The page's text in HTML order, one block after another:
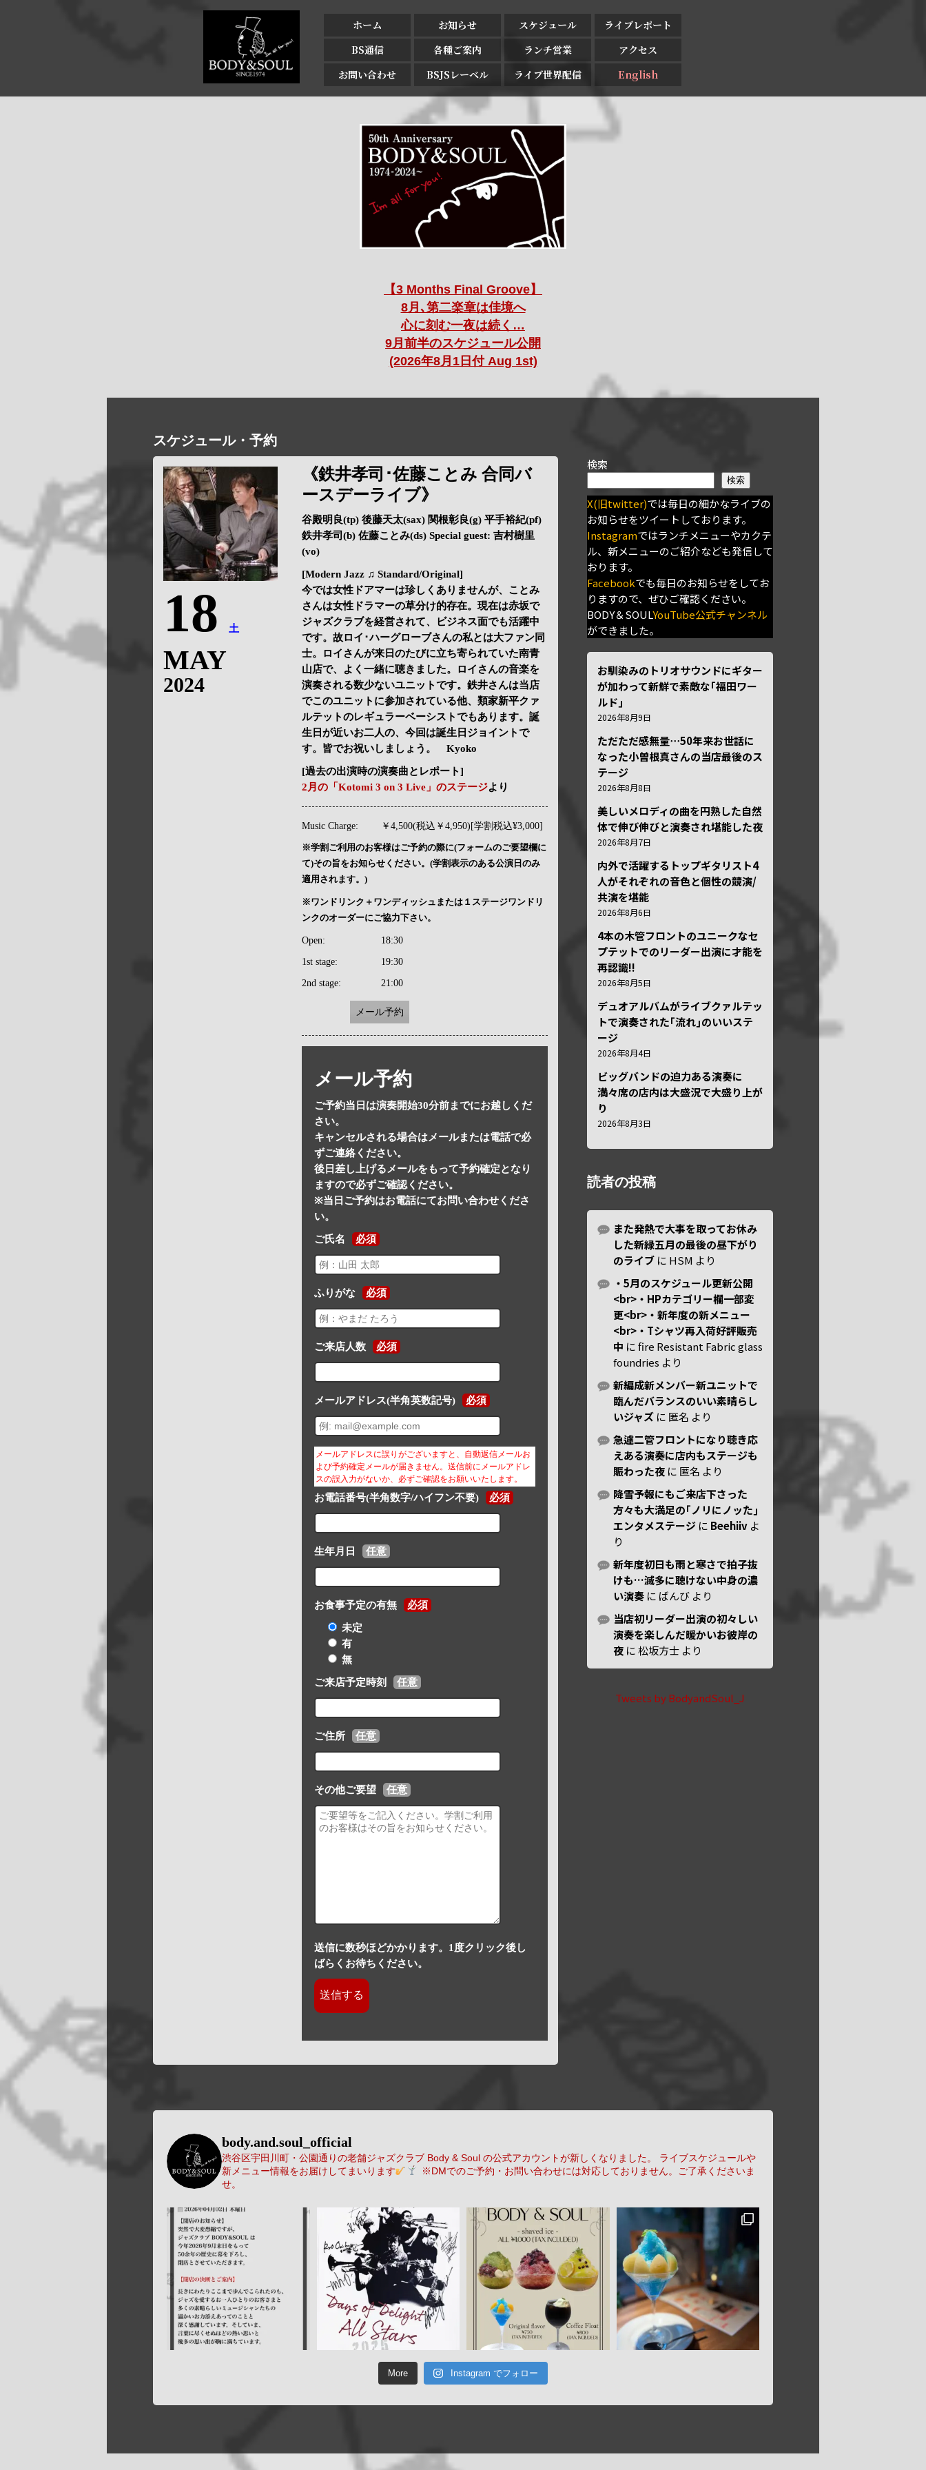
ホーム お知らせ スケジュール
ライブレポート
BS通信
各種ご案内 ランチ営業
アクセス
お問い合わせ
BSJSレーベル ライブ世界配信 English
【3 Months Final Groove】
8月､第二楽章は佳境へ
心に刻む一夜は続く…
9月前半のスケジュール公開
(2026年8月1日付 Aug 1st)
スケジュール・予約
18 土
MAY
2024
《鉄井孝司･佐藤ことみ 合同バ
ースデーライブ》
谷殿明良(tp) 後藤天太(sax) 関根彰良(g) 平手裕紀(pf)
鉄井孝司(b) 佐藤ことみ(ds) Special guest: 吉村樹里
(vo)
[Modern Jazz ♫ Standard/Original]
今では女性ドアマーは珍しくありませんが、ことみ
さんは女性ドラマーの草分け的存在。現在は赤坂で
ジャズクラブを経営されて、ビジネス面でも活躍中
です。故ロイ･ハーグローブさんの私とは大ファン同
士。ロイさんが来日のたびに立ち寄られていた南青
山店で、よく一緒に聴きました。ロイさんの音楽を
演奏される数少ないユニットです。鉄井さんは当店
でこのユニットに参加されている他、類家新平クァ
ルテットのレギュラーベーシストでもあります。誕
生日が近いお二人の、今回は誕生日ジョイントで
す。皆でお祝いしましょう。 Kyoko
[過去の出演時の演奏曲とレポート]
2月の「Kotomi 3 on 3 Live」のステージより
Music Charge: ￥4,500(税込￥4,950)[学割税込¥3,000]
※学割ご利用のお客様はご予約の際に(フォームのご要望欄に
て)その旨をお知らせください。(学割表示のある公演日のみ
適用されます。)
※ワンドリンク＋ワンディッシュまたは１ステージワンドリ
ンクのオーダーにご協力下さい。
Open: 18:30
1st stage: 19:30
2nd stage: 21:00
メール予約
メール予約
ご予約当日は演奏開始30分前までにお越しくだ
さい。
キャンセルされる場合はメールまたは電話で必
ずご連絡ください。
後日差し上げるメールをもって予約確定となり
ますので必ずご確認ください。
※当日ご予約はお電話にてお問い合わせくださ
い。
ご氏名 必須
ふりがな 必須
ご来店人数 必須
メールアドレス(半角英数記号) 必須
メールアドレスに誤りがございますと、自動返信メールお
よび予約確定メールが届きません。送信前にメールアドレ
スの誤入力がないか、必ずご確認をお願いいたします。
お電話番号(半角数字/ハイフン不要) 必須
生年月日 任意
お食事予定の有無 必須
未定
有
無
ご来店予定時刻 任意
ご住所 任意
その他ご要望 任意
送信に数秒ほどかかります。1度クリック後し
ばらくお待ちください。
検索
検索
X(旧twitter)では毎日の細かなライブの
お知らせをツイートしております。
Instagramではランチメニューやカクテ
ル、新メニューのご紹介なども発信して
おります。
Facebookでも毎日のお知らせをしてお
りますので、ぜひご確認ください。
BODY＆SOULYouTube公式チャンネル
ができました。
お馴染みのトリオサウンドにギター
が加わって新鮮で素敵な｢福田ワー
ルド｣
2026年8月9日
ただただ感無量⋯50年来お世話に
なった小曽根真さんの当店最後のス
テージ
2026年8月8日
美しいメロディの曲を円熟した自然
体で伸び伸びと演奏され堪能した夜
2026年8月7日
内外で活躍するトップギタリスト4
人がそれぞれの音色と個性の競演/
共演を堪能
2026年8月6日
4本の木管フロントのユニークなセ
プテットでのリーダー出演に才能を
再認識!!
2026年8月5日
デュオアルバムがライブクァルテッ
トで演奏された｢流れ｣のいいステ
ージ
2026年8月4日
ビッグバンドの迫力ある演奏に
満々席の店内は大盛況で大盛り上が
り
2026年8月3日
読者の投稿
また発熱で大事を取ってお休み
した新緑五月の最後の昼下がり
のライブ に HSM より
・5月のスケジュール更新公開
<br>・HPカテゴリー欄一部変
更<br>・新年度の新メニュー
<br>・Tシャツ再入荷好評販売
中 にfire Resistant Fabric glass
foundries より
新編成新メンバー新ユニットで
臨んだバランスのいい素晴らし
いジャズ に 匿名 より
急遽二管フロントになり聴き応
えある演奏に店内もステージも
賑わった夜 に 匿名 より
降雪予報にもご来店下さった
方々も大満足の｢ノリにノッた｣
エンタメステージ に Beehiiv よ
り
新年度初日も雨と寒さで拍子抜
けも…滅多に聴けない中身の濃
い演奏 に ばんび より
当店初リーダー出演の初々しい
演奏を楽しんだ暖かいお彼岸の
夜 に松坂方士 より
Tweets by BodyandSoul_J
body.and.soul_official
渋谷区宇田川町・公園通りの老舗ジャズクラブ Body & Soul の公式アカウントが新しくなりました。
ライブスケジュールや
新メニュー情報をお届けしてまいります
※DMでのご予約・お問い合わせには対応しておりません。ご了承くださいま
せ。
More Instagram でフォロー